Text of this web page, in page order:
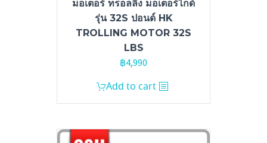
มอเตอร์ ทรอลลิ่ง มอเตอร์ไกด์
รุ่น 32S ปอนด์ HK
TROLLING MOTOR 32S
LBS
฿4,990
Add to cart